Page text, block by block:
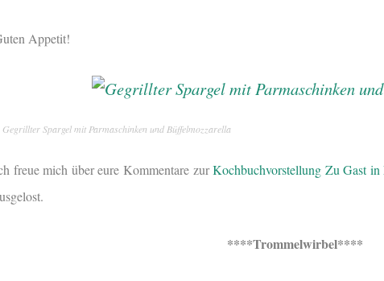
Appetit!
Gegrillter Spargel mit Parmaschinken und Büffelmozzarella
freue mich über eure Kommentare zurKochbuchvorstellung Zu Gast
****Trommelwirbel****